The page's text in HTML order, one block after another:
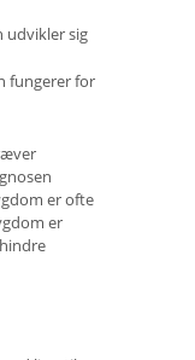
udvikler sig
fungerer for
er ofte
er